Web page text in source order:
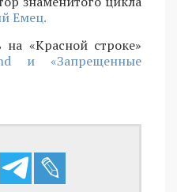
Емец.
«Красной строке»
и «Запрещенные